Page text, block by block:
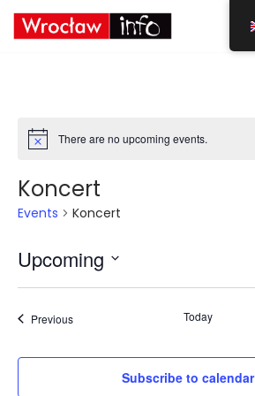
There are no upcoming events.
Koncert
Events Koncert
Upcoming
PreviousEvents Today
Subscribe to calendar